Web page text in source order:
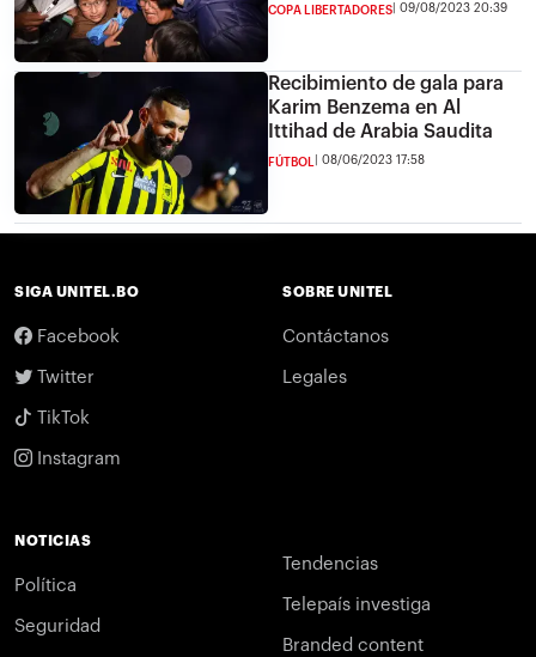
COPA LIBERTADORES 09/08/2023 20:39
Recibimiento de gala para
Karim Benzema en Al
Ittihad de Arabia Saudita
FÚTBOL 08/06/2023 17:58
SIGA UNITEL.BO
Facebook
Twitter
TikTok
Instagram
SOBRE UNITEL
Contáctanos
Legales
NOTICIAS
Política
Seguridad
Tendencias
Telepaís investiga
Branded content